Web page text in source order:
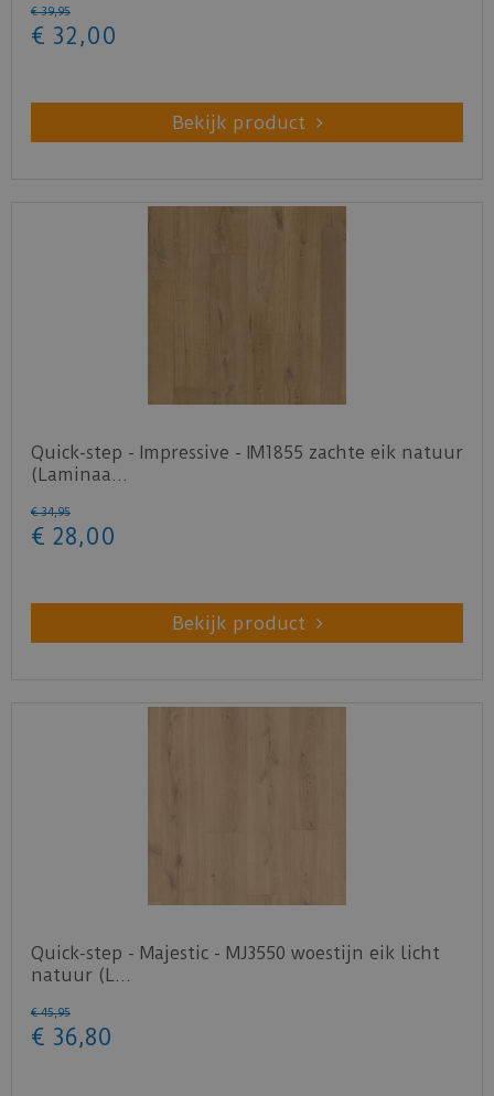
€ 39,95
€ 32 ,00
Bekijk product
Quick-step - Impressive - IM1855 zachte eik natuur
(Laminaa…
€ 34,95
€ 28,00
Bekijk product
Quick-step - Majestic - MJ3550 woestijn eik licht
natuur (L…
€ 45,95
€ 36,80